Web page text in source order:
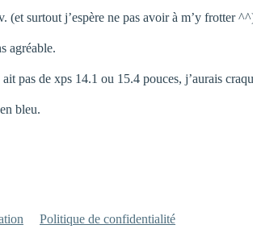
(et surtout j’espère ne pas avoir à m’y frotter
agréable.
pas de xps 14.1 ou 15.4 pouces, j’aurais
bleu.
Politique de confidentialité